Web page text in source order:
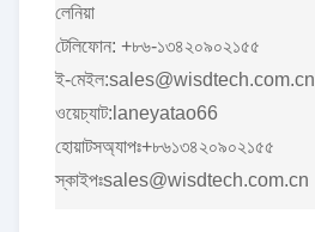
লেনিয়া
টেলিফোন: +৮৬-১৩৪২০৯০২১৫৫
ই-মেইল:sales@wisdtech.com.cn
ওয়েচ্যাট:laneyatao66
হোয়াটসঅ্যাপঃ+৮৬১৩৪২০৯০২১৫৫
স্কাইপঃsales@wisdtech.com.cn